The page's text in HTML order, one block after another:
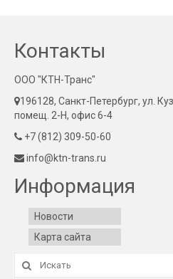
Контакты
ООО "КТН-Транс"
196128, Санкт-Петербург, ул.
помещ. 2-Н, офис 6-4
+7 (812) 309-50-60
info@ktn-trans.ru
Информация
Новости
Карта сайта
Искать: